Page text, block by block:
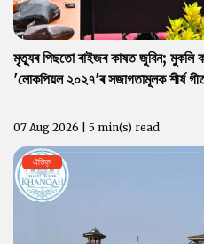
মৃত্যুৰ পিছতো ৰাইজৰ কাষত জুবিন; মুকলি
'লোকপিয়ল ২০২৭'ৰ সজাগতামূলক শীৰ্ষ
07 Aug 2026 | 5 min(s) read
ঐতিহ্য